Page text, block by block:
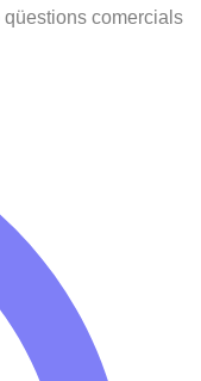
comercials